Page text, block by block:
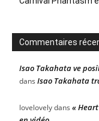
Commentaires
Isao Takahata ve
dans Isao Takahata
lovelovelydans «